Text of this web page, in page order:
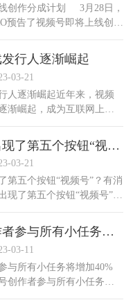
创作分成计划 3月28日，
预告了视频号即将上线创作
行人逐渐崛起
03-21
人逐渐崛起近年来，视频
渐崛起，成为互联网上不
大的用户群体，成为游戏
红
微信底栏出现了第五个按钮“视频号”
03-21
第五个按钮“视频号”？有消
现了第五个按钮“视频号”，
位置。对此，官方表示，
视频号创作者参与所有小任务将增加40% 收益
03-11
与所有小任务将增加40%
创作者参与所有小任务将